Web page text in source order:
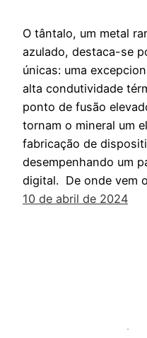
O tântalo, um metal
azulado, destaca-se
únicas: uma
alta condutividade
ponto de fusão
tornam o mineral um
fabricação de
desempenhando um
digital. De onde vem
10 de abril de 2024
Mineração